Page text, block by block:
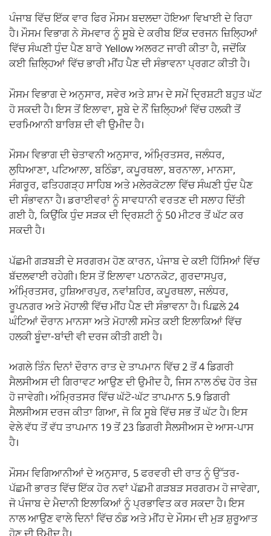
ਪੰਜਾਬ ਵਿੱਚ ਇੱਕ ਵਾਰ ਫਿਰ ਮੌਸਮ ਬਦਲਦਾ ਹੋਇਆ ਵਿਖਾਈ ਦੇ ਰਿਹਾ
ਹੈ। ਮੌਸਮ ਵਿਭਾਗ ਨੇ ਸੋਮਵਾਰ ਨੂੰ ਸੂਬੇ ਦੇ ਕਰੀਬ ਇੱਕ ਦਰਜਨ ਜ਼ਿਲ੍ਹਿਆਂ
ਵਿੱਚ ਸੰਘਣੀ ਧੁੰਦ ਪੈਣ ਬਾਰੇ Yellow ਅਲਰਟ ਜਾਰੀ ਕੀਤਾ ਹੈ, ਜਦੋਂਕਿ
ਕਈ ਜ਼ਿਲ੍ਹਿਆਂ ਵਿੱਚ ਭਾਰੀ ਮੀਂਹ ਪੈਣ ਦੀ ਸੰਭਾਵਨਾ ਪ੍ਰਗਟ ਕੀਤੀ ਹੈ।
ਮੌਸਮ ਵਿਭਾਗ ਦੇ ਅਨੁਸਾਰ, ਸਵੇਰ ਅਤੇ ਸ਼ਾਮ ਦੇ ਸਮੇਂ ਦ੍ਰਿਸ਼ਟੀ ਬਹੁਤ ਘੱਟ
ਹੋ ਸਕਦੀ ਹੈ। ਇਸ ਤੋਂ ਇਲਾਵਾ, ਸੂਬੇ ਦੇ ਨੌਂ ਜ਼ਿਲ੍ਹਿਆਂ ਵਿੱਚ ਹਲਕੀ ਤੋਂ
ਦਰਮਿਆਨੀ ਬਾਰਿਸ਼ ਦੀ ਵੀ ਉਮੀਦ ਹੈ।
ਮੌਸਮ ਵਿਭਾਗ ਦੀ ਚੇਤਾਵਨੀ ਅਨੁਸਾਰ, ਅੰਮ੍ਰਿਤਸਰ, ਜਲੰਧਰ,
ਲੁਧਿਆਣਾ, ਪਟਿਆਲਾ, ਬਠਿੰਡਾ, ਕਪੂਰਥਲਾ, ਬਰਨਾਲਾ, ਮਾਨਸਾ,
ਸੰਗਰੂਰ, ਫਤਿਹਗੜ੍ਹ ਸਾਹਿਬ ਅਤੇ ਮਲੇਰਕੋਟਲਾ ਵਿੱਚ ਸੰਘਣੀ ਧੁੰਦ ਪੈਣ
ਦੀ ਸੰਭਾਵਨਾ ਹੈ। ਡਰਾਈਵਰਾਂ ਨੂੰ ਸਾਵਧਾਨੀ ਵਰਤਣ ਦੀ ਸਲਾਹ ਦਿੱਤੀ
ਗਈ ਹੈ, ਕਿਉਂਕਿ ਧੁੰਦ ਸੜਕ ਦੀ ਦ੍ਰਿਸ਼ਟੀ ਨੂੰ 50 ਮੀਟਰ ਤੋਂ ਘੱਟ ਕਰ
ਸਕਦੀ ਹੈ।
ਪੱਛਮੀ ਗੜਬੜੀ ਦੇ ਸਰਗਰਮ ਹੋਣ ਕਾਰਨ, ਪੰਜਾਬ ਦੇ ਕਈ ਹਿੱਸਿਆਂ ਵਿੱਚ
ਬੱਦਲਵਾਈ ਰਹੇਗੀ। ਇਸ ਤੋਂ ਇਲਾਵਾ ਪਠਾਨਕੋਟ, ਗੁਰਦਾਸਪੁਰ,
ਅੰਮ੍ਰਿਤਸਰ, ਹੁਸ਼ਿਆਰਪੁਰ, ਨਵਾਂਸ਼ਹਿਰ, ਕਪੂਰਥਲਾ, ਜਲੰਧਰ,
ਰੂਪਨਗਰ ਅਤੇ ਮੋਹਾਲੀ ਵਿੱਚ ਮੀਂਹ ਪੈਣ ਦੀ ਸੰਭਾਵਨਾ ਹੈ। ਪਿਛਲੇ 24
ਘੰਟਿਆਂ ਦੌਰਾਨ ਮਾਨਸਾ ਅਤੇ ਮੋਹਾਲੀ ਸਮੇਤ ਕਈ ਇਲਾਕਿਆਂ ਵਿੱਚ
ਹਲਕੀ ਬੂੰਦਾ-ਬਾਂਦੀ ਵੀ ਦਰਜ ਕੀਤੀ ਗਈ ਹੈ।
ਅਗਲੇ ਤਿੰਨ ਦਿਨਾਂ ਦੌਰਾਨ ਰਾਤ ਦੇ ਤਾਪਮਾਨ ਵਿੱਚ 2 ਤੋਂ 4 ਡਿਗਰੀ
ਸੈਲਸੀਅਸ ਦੀ ਗਿਰਾਵਟ ਆਉਣ ਦੀ ਉਮੀਦ ਹੈ, ਜਿਸ ਨਾਲ ਠੰਢ ਹੋਰ ਤੇਜ਼
ਹੋ ਜਾਵੇਗੀ। ਅੰਮ੍ਰਿਤਸਰ ਵਿੱਚ ਘੱਟੋ-ਘੱਟ ਤਾਪਮਾਨ 5.9 ਡਿਗਰੀ
ਸੈਲਸੀਅਸ ਦਰਜ ਕੀਤਾ ਗਿਆ, ਜੋ ਕਿ ਸੂਬੇ ਵਿੱਚ ਸਭ ਤੋਂ ਘੱਟ ਹੈ। ਇਸ
ਵੇਲੇ ਵੱਧ ਤੋਂ ਵੱਧ ਤਾਪਮਾਨ 19 ਤੋਂ 23 ਡਿਗਰੀ ਸੈਲਸੀਅਸ ਦੇ ਆਸ-ਪਾਸ
ਹੈ।
ਮੌਸਮ ਵਿਗਿਆਨੀਆਂ ਦੇ ਅਨੁਸਾਰ, 5 ਫਰਵਰੀ ਦੀ ਰਾਤ ਨੂੰ ਉੱਤਰ-
ਪੱਛਮੀ ਭਾਰਤ ਵਿੱਚ ਇੱਕ ਹੋਰ ਨਵਾਂ ਪੱਛਮੀ ਗੜਬੜ ਸਰਗਰਮ ਹੋ ਜਾਵੇਗਾ,
ਜੋ ਪੰਜਾਬ ਦੇ ਮੈਦਾਨੀ ਇਲਾਕਿਆਂ ਨੂੰ ਪ੍ਰਭਾਵਿਤ ਕਰ ਸਕਦਾ ਹੈ। ਇਸ
ਨਾਲ ਆਉਣ ਵਾਲੇ ਦਿਨਾਂ ਵਿੱਚ ਠੰਡ ਅਤੇ ਮੀਂਹ ਦੇ ਮੌਸਮ ਦੀ ਮੁੜ ਸ਼ੁਰੂਆਤ